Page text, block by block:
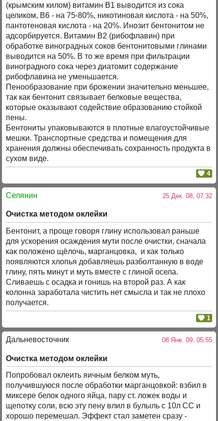
(крымским килом) витамин В1 выводится из сока
целиком, В6 - на 75-80%, никотиновая кислота - на 50%,
пантотеновая кислота - на 20%. Инозит бентонитом не
адсорбируется. Витамин В2 (рибофлавин) при
обработке виноградных соков бентонитовыми глинами
выводится на 50%. В то же время при фильтрации
виноградного сока через диатомит содержание
рибофлавина не уменьшается.
Пенообразование при брожении значительно меньшее,
так как бентонит связывает белковые вещества,
которые оказывают содействие образованию стойкой
пены.
Бентониты упаковываются в плотные влагоустойчивые
мешки. Транспортные средства и помещения для
хранения должны обеспечивать сохранность продукта в
сухом виде.
4
Селянин 25 Дек. 08, 07:32
Очистка методом оклейки
Бентонит, а проще говоря глину использовал раньше
для ускорения осаждения мути после очистки, сначала
как положено щёлочь, марганцовка, и как только
появляются хлопья добавляешь разболтанную в воде
глину, пять минут и муть вместе с глиной осела.
Сливаешь с осадка и гонишь на второй раз. А как
колонна заработала чистить нет смысла и так не плохо
получается.
1
Дальневосточник 08 Янв. 09, 05:55
Очистка методом оклейки
Попробовал оклеить яичным белком муть,
получившуюся после обработки марганцовкой: взбил в
миксере белок одного яйца, пару ст. ложек воды и
щепотку соли, всю эту пену влил в булыль с 10л СС и
хорошо перемешал. Эффект стал заметен сразу -